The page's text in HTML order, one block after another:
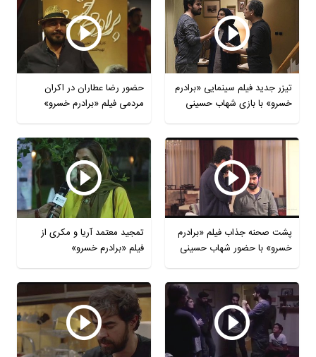
تیزر جدید فیلم سینمایی «برادرم
خسرو» با بازی شهاب حسینی
حضور رضا عطاران در اکران
مردمی فیلم «برادرم خسرو»
پشت صحنه جذاب فیلم «برادرم
خسرو» با حضور شهاب حسینی
تمجید معتمد آریا و مکری از
فیلم «برادرم خسرو»